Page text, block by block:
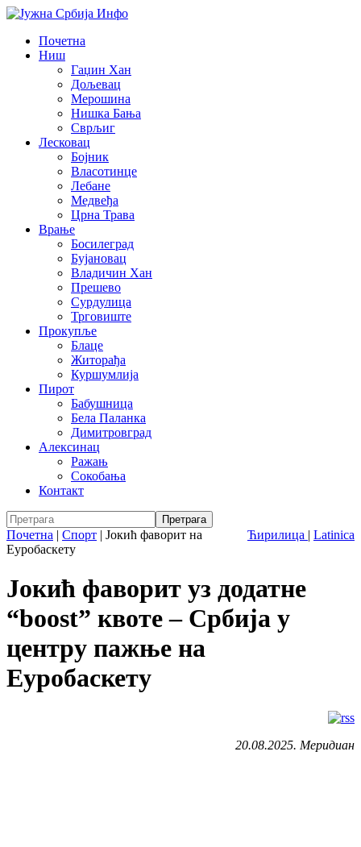
Почетна
Ниш
Гаџин Хан
Дољевац
Мерошина
Нишка Бања
Сврљиг
Лесковац
Бојник
Власотинце
Лебане
Медвеђа
Црна Трава
Врање
Босилеград
Бујановац
Владичин Хан
Прешево
Сурдулица
Трговиште
Прокупље
Блаце
Житорађа
Куршумлија
Пирот
Бабушница
Бела Паланка
Димитровград
Алексинац
Ражањ
Сокобања
Контакт
Ћирилица | Latinica
Почетна | Спорт | Јокић фаворит на
Еуробаскету
Јокић фаворит уз додатне
“boost” квоте – Србија у
центру пажње на
Еуробаскету
20.08.2025. Меридиан